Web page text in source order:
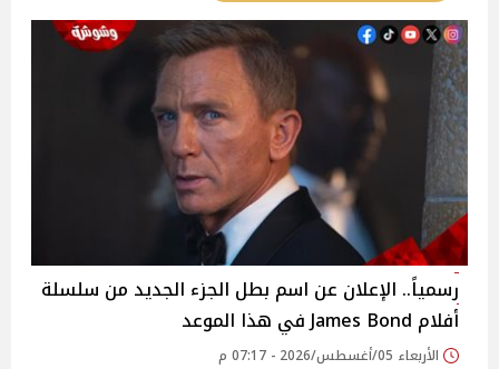
رسمياً.. الإعلان عن اسم بطل الجزء الجديد من سلسلة
أفلام James Bond في هذا الموعد
الأربعاء 05/أغسطس/2026 - 07:17 م